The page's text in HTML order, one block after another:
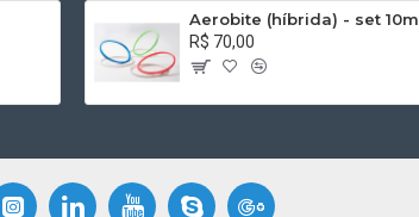
Aerobite (híbrida) - set 10m
R$ 70,00